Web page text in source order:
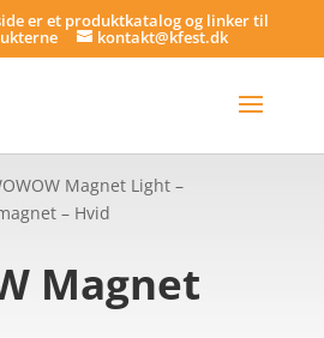
er et produktkatalog og linker til
kontakt@kfest.dk
Magnet Light –
– Hvid
Magnet